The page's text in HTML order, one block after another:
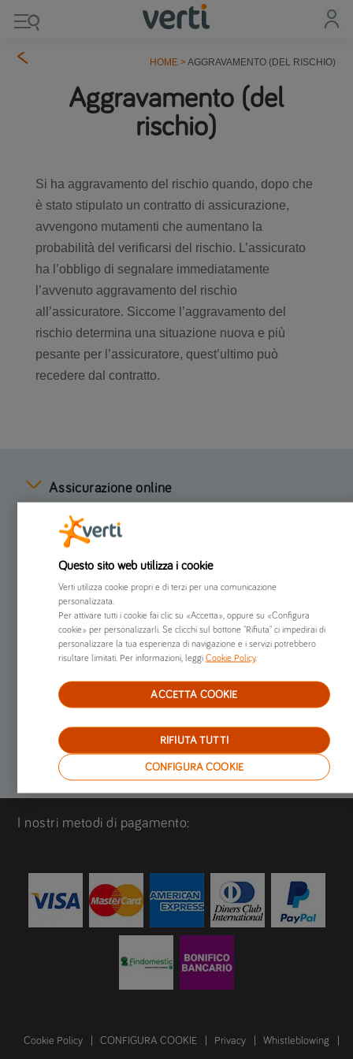
HOME>AGGRAVAMENTO (DEL RISCHIO)
Aggravamento (del
rischio)
Si ha aggravamento del rischio quando, dopo che
è stato stipulato un contratto di assicurazione,
avvengono mutamenti che aumentano la
probabilità del verificarsi del rischio. L’assicurato
ha l’obbligo di segnalare immediatamente
l’avvenuto aggravamento del rischio
all’assicuratore. Siccome l’aggravamento del
rischio determina una situazione nuova e più
pesante per l’assicuratore, quest’ultimo può
recedere dal contratto.
Assicurazione online
Preventivi online
Chi siamo
Già clienti
Altro
I nostri metodi di pagamento:
Cookie Policy CONFIGURA COOKIE Privacy Whistleblowing
Questo sito web utilizza i cookie
Verti utilizza cookie propri e di terzi per una comunicazione
personalizzata.
Per attivare tutti i cookie fai clic su «Accetta», oppure su «Configura
cookie» per personalizzarli. Se clicchi sul bottone "Rifiuta" ci impedirai di
personalizzare la tua esperienza di navigazione e i servizi potrebbero
risultare limitati. Per informazioni, leggi Cookie Policy.
CONFIGURA COOKIE
RIFIUTA TUTTI
ACCETTA COOKIE